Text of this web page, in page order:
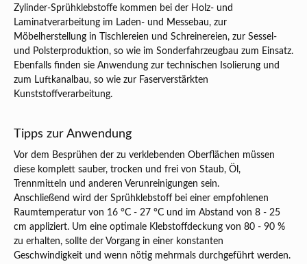
Zylinder-Sprühklebstoffe kommen bei der Holz- und
Laminatverarbeitung im Laden- und Messebau, zur
Möbelherstellung in Tischlereien und Schreinereien, zur Sessel-
und Polsterproduktion, so wie im Sonderfahrzeugbau zum Einsatz.
Ebenfalls finden sie Anwendung zur technischen Isolierung und
zum Luftkanalbau, so wie zur Faserverstärkten
Kunststoffverarbeitung.
Tipps zur Anwendung
Vor dem Besprühen der zu verklebenden Oberflächen müssen
diese komplett sauber, trocken und frei von Staub, Öl,
Trennmitteln und anderen Verunreinigungen sein.
Anschließend wird der Sprühklebstoff bei einer empfohlenen
Raumtemperatur von 16 °C - 27 °C und im Abstand von 8 - 25
cm appliziert. Um eine optimale Klebstoffdeckung von 80 - 90 %
zu erhalten, sollte der Vorgang in einer konstanten
Geschwindigkeit und wenn nötig mehrmals durchgeführt werden.